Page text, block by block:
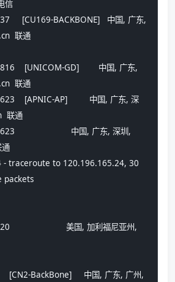
信
[CU169-BACKBONE]   中国, 广东,
联通
[UNICOM-GD]        中国, 广东,
联通
[APNIC-AP]         中国, 广东, 深
联通
中国, 广东, 深圳,
- traceroute to 120.196.165.24, 30
packets
*
*
美国, 加利福尼亚州,
[CN2-BackBone]     中国, 广东, 广州,